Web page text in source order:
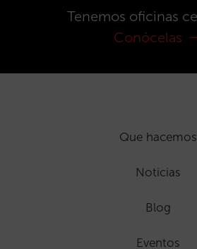
Tenemos oficinas
Conócelas
Que hacemos
Noticias
Blog
Eventos